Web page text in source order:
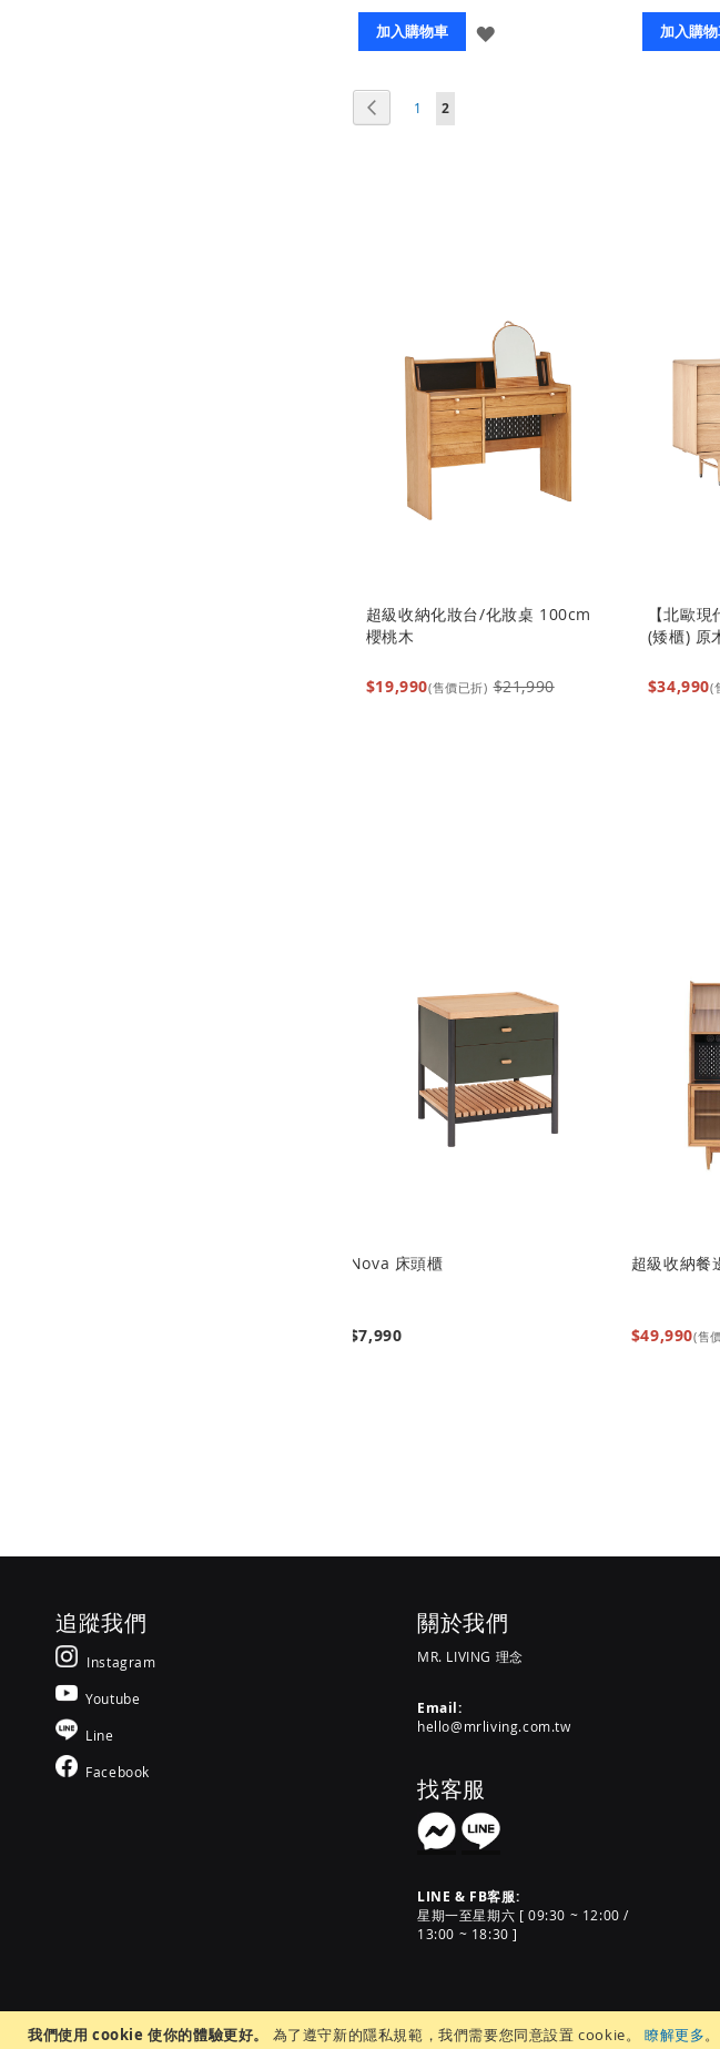
我們使用 cookie 使你的體驗更好。 為了遵守新的隱私規範，我們需要您同意設置 cookie。 瞭解更多。
加入購物車
登
加入購
面
上一個頁面
1 您當前正在閱讀頁
2
超級收納化妝台/化妝桌 100cm
櫻桃木
$19,990(售價已折) $21,990
【北歐
(矮櫃) 原
$34,990(
Nova 床頭櫃
$7,990
超級收納餐
$49,990(售
追蹤我們
Instagram
Youtube
Line
Facebook
關於我們
MR. LIVING 理念
Email:
hello@mrliving.com.tw
找客服
LINE & FB客服:
星期一至星期六 [ 09:30 ~ 12:00 /
13:00 ~ 18:30 ]